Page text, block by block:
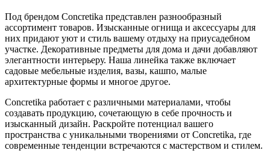
Под брендом Concretika представлен разнообразный
ассортимент товаров. Изысканные огнища и аксессуары для
них придают уют и стиль вашему отдыху на приусадебном
участке. Декоративные предметы для дома и дачи добавляют
элегантности интерьеру. Наша линейка также включает
садовые мебельные изделия, вазы, кашпо, малые
архитектурные формы и многое другое.
Concretika работает с различными материалами, чтобы
создавать продукцию, сочетающую в себе прочность и
изысканный дизайн. Раскройте потенциал вашего
пространства с уникальными творениями от Concretika, где
современные тенденции встречаются с мастерством и стилем.